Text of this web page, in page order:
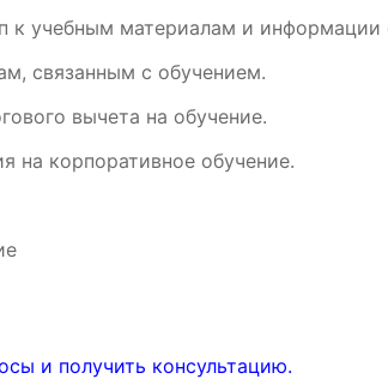
учебным материалам и информации
связанным с обучением.
вычета на обучение.
на корпоративное обучение.
и получить консультацию.